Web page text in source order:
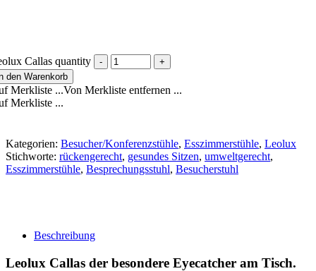
Callas quantity
den Warenkorb
Merkliste ...Von Merkliste entfernen ...
Merkliste ...
Kategorien: Besucher/Konferenzstühle, Esszimmerstühle, Leolux
Stichworte: rückengerecht, gesundes Sitzen, umweltgerecht,
Esszimmerstühle, Besprechungsstuhl, Besucherstuhl
Beschreibung
Leolux Callas der besondere Eyecatcher am Tisch.